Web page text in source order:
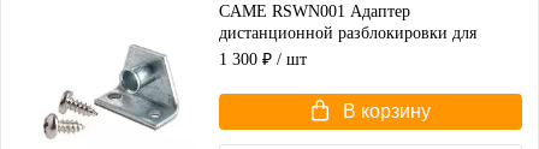
CAME RSWN001 Адаптер
дистанционной разблокировки для
распашных ворот
1 300 ₽ / шт
В корзину